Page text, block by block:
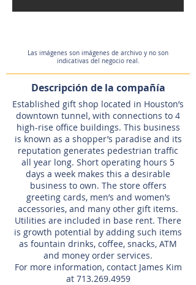
Las imágenes son imágenes de archivo y no son
indicativas del negocio real.
Descripción de la compañía
Established gift shop located in Houston’s
downtown tunnel, with connections to 4
high-rise office buildings. This business
is known as a shopper’s paradise and its
reputation generates pedestrian traffic
all year long. Short operating hours 5
days a week makes this a desirable
business to own. The store offers
greeting cards, men’s and women’s
accessories, and many other gift items.
Utilities are included in base rent. There
is growth potential by adding such items
as fountain drinks, coffee, snacks, ATM
and money order services.
For more information, contact James Kim
at 713.269.4959